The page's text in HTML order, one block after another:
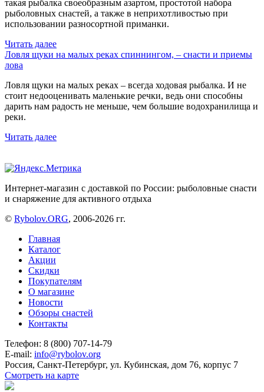
такая рыбалка своеобразным азартом, простотой набора
рыболовных снастей, а также в неприхотливостью при
использовании разносортной приманки.
Читать далее
Ловля щуки на малых реках спиннингом, – снасти и приемы
лова
Ловля щуки на малых реках – всегда ходовая рыбалка. И не
стоит недооценивать маленькие речки, ведь они способны
дарить нам радость не меньше, чем большие водохранилища и
реки.
Читать далее
Интернет-магазин с доставкой по России: рыболовные снасти
и снаряжение для активного отдыха
© Rybolov.ORG, 2006-2026 гг.
Главная
Каталог
Акции
Скидки
Покупателям
О магазине
Новости
Обзоры снастей
Контакты
Телефон: 8 (800) 707-14-79
E-mail: info@rybolov.org
Россия, Санкт-Петербург, ул. Кубинская, дом 76, корпус 7
Смотреть на карте